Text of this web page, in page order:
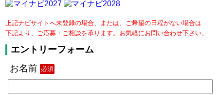
上記ナビサイトへ未登録の場合、または、ご希望の日程がない場合は
下記より、ご応募・ご相談を承ります。お気軽にお問い合わせ下さい。
エントリーフォーム
お名前 必須